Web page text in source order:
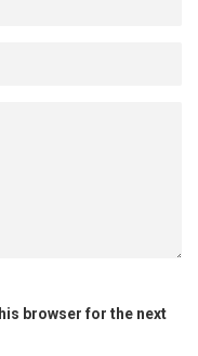
browser for the next